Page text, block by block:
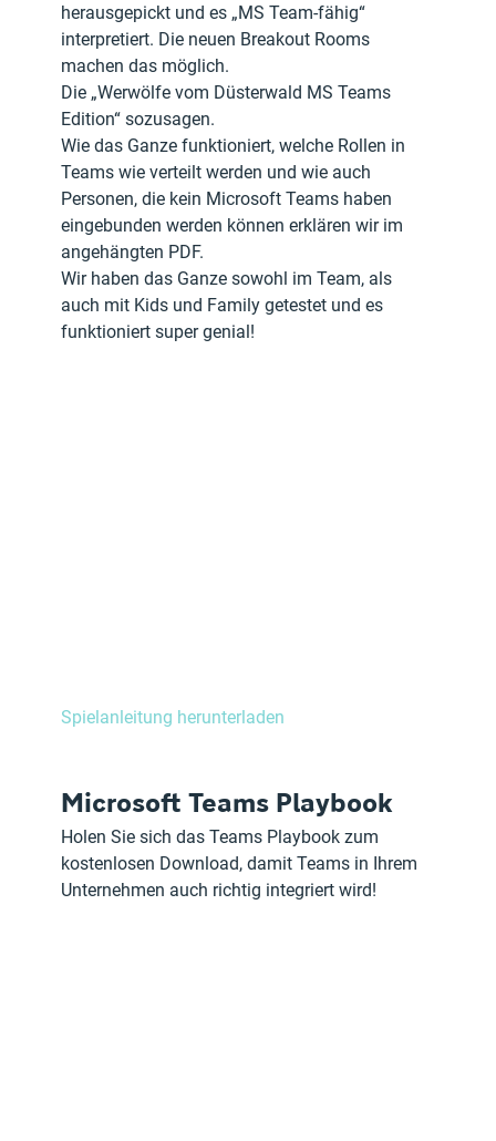
herausgepickt und es „MS Team-fähig“
interpretiert. Die neuen Breakout Rooms
machen das möglich.
Die „Werwölfe vom Düsterwald MS Teams
Edition“ sozusagen.
Wie das Ganze funktioniert, welche Rollen in
Teams wie verteilt werden und wie auch
Personen, die kein Microsoft Teams haben
eingebunden werden können erklären wir im
angehängten PDF.
Wir haben das Ganze sowohl im Team, als
auch mit Kids und Family getestet und es
funktioniert super genial!
Microsoft Teams Playbook
Holen Sie sich das Teams Playbook zum
kostenlosen Download, damit Teams in Ihrem
Unternehmen auch richtig integriert wird!